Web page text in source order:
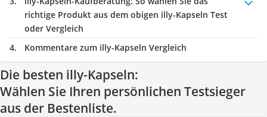
richtige Produkt aus dem obigen illy-Kapseln Test
oder Vergleich
Kommentare zum illy-Kapseln Vergleich
Die besten illy-Kapseln:
Wählen Sie Ihren persönlichen Testsieger
aus der Bestenliste.